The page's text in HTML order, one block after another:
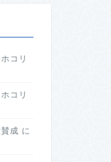
コリ
コリ
成 に